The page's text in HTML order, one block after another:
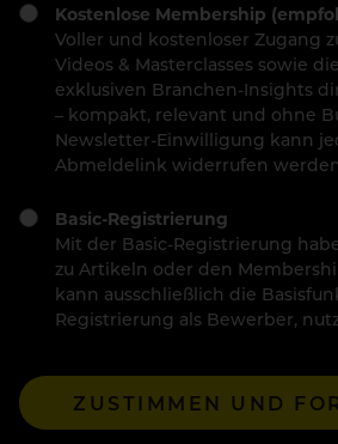
Kostenlose Membership
Voller und kostenloser Zugang
Videos & Masterclasses sowie
exklusiven Branchen-Insights
– kompakt, relevant und ohne
Newsletter-Einwilligung kann
Abmeldelink widerrufen
Basic-Registrierung
Mit der Basic-Registrierung
zu Artikeln oder den
kann ausschließlich die
Registrierung als Bewerber,
ZUSTIMMEN UND